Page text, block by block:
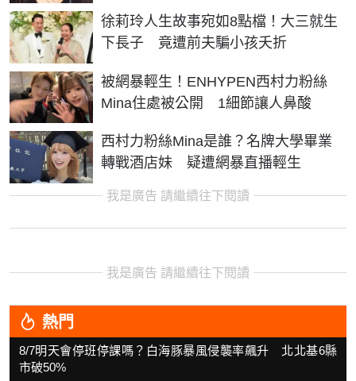
徐莉玲人生故事宛如8點檔！大三就生
下長子 竟遭前夫騙小孩夭折
被網暴輕生！ENHYPEN西村力粉絲
Mina住處被公開 1細節讓人鼻酸
西村力粉絲Mina是誰？名牌大學畢業
轉戰酒店妹 疑遭網暴直播輕生
我是廣告 請繼續往下閱讀
我是廣告 請繼續往下閱讀
熱門
8/7明天會停班停課嗎？白海豚暴風侵襲率飆升 北北基6縣
市破50%